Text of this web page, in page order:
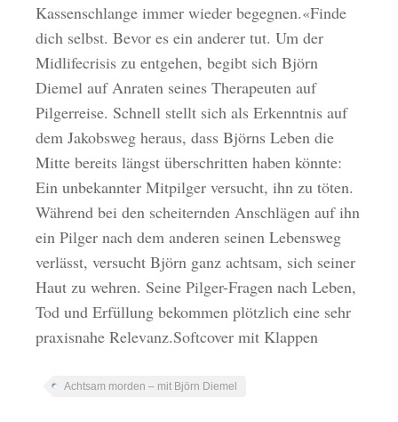
Kassenschlange immer wieder begegnen.«Finde
dich selbst. Bevor es ein anderer tut. Um der
Midlifecrisis zu entgehen, begibt sich Björn
Diemel auf Anraten seines Therapeuten auf
Pilgerreise. Schnell stellt sich als Erkenntnis auf
dem Jakobsweg heraus, dass Björns Leben die
Mitte bereits längst überschritten haben könnte:
Ein unbekannter Mitpilger versucht, ihn zu töten.
Während bei den scheiternden Anschlägen auf ihn
ein Pilger nach dem anderen seinen Lebensweg
verlässt, versucht Björn ganz achtsam, sich seiner
Haut zu wehren. Seine Pilger-Fragen nach Leben,
Tod und Erfüllung bekommen plötzlich eine sehr
praxisnahe Relevanz.Softcover mit Klappen
Achtsam morden – mit Björn Diemel